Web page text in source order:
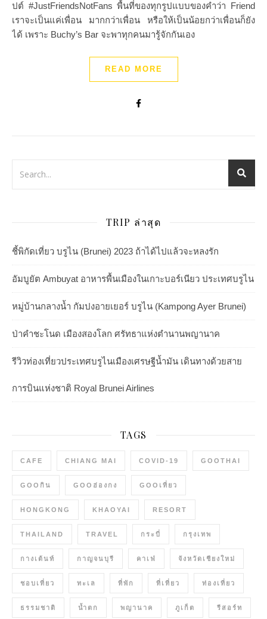
ปต์ #JustFriendsNotFans พื้นที่ของทุกรูปแบบของคำว่า Friend
เราจะเป็นแค่เพื่อน มากกว่าเพื่อน หรือให้เป็นน้อยกว่าเพื่อนก็ยัง
ได้ เพราะ Buchy’s Bar จะพาทุกคนมารู้จักกันเอง
READ MORE
TRIP ล่าสุด
ชี้พิกัดเที่ยว บรูไน (Brunei) 2023 ถ้าได้ไปแล้วจะหลงรัก
อัมบูยัต Ambuyat อาหารพื้นเมืองในเกาะบอร์เนียว ประเทศบรูไน
หมู่บ้านกลางน้ำ กัมปงอายเยอร์ บรูไน (Kampong Ayer Brunei)
ป่าคำชะโนด เมืองสองโลก ศรัทธาแห่งตำนานพญานาค
รีวิวท่องเที่ยวประเทศบรูไนเมืองเศรษฐีน้ำมัน เดินทางด้วยสาย
การบินแห่งชาติ Royal Brunei Airlines
TAGS
CAFE CHIANG MAI COVID-19 GOOTHAI
GOOกิน GOOฮ่องกง GOOเที่ยว
HONGKONG KHAOYAI RESORT
THAILAND TRAVEL กระบี่ กรุงเทพ
กางเต้นท์ กาญจนบุรี คาเฟ่ จังหวัดเชียงใหม่
ชอบเที่ยว ทะเล ที่พัก ที่เที่ยว ท่องเที่ยว
ธรรมชาติ น้ำตก พญานาค ภูเก็ต รีสอร์ท